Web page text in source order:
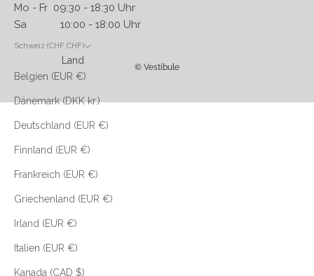
Mo - Fr 09:30 - 18:30 Uhr
Sa 10:00 - 18:00 Uhr
Schweiz (CHF CHF)
Land
Belgien (EUR €)
Dänemark (DKK kr.)
Deutschland (EUR €)
Finnland (EUR €)
Frankreich (EUR €)
Griechenland (EUR €)
Irland (EUR €)
Italien (EUR €)
Kanada (CAD $)
© Vestibule